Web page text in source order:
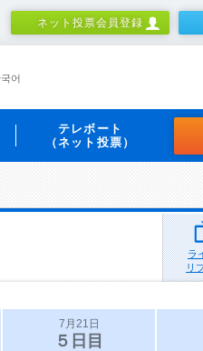
ネット投票会員登録
어
テレボート
（ネット投票）
ラ
リ
7月21日
５日目